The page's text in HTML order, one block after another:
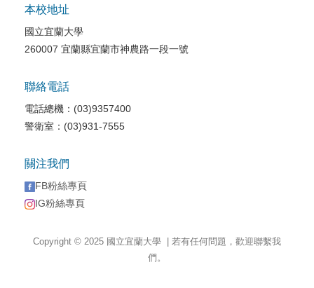
本校地址
國立宜蘭大學
260007 宜蘭縣宜蘭市神農路一段一號
聯絡電話
電話總機：(03)9357400
警衛室：(03)931-7555
關注我們
FB粉絲專頁
IG粉絲專頁
Copyright © 2025 國立宜蘭大學 | 若有任何問題，歡迎聯繫我
們。